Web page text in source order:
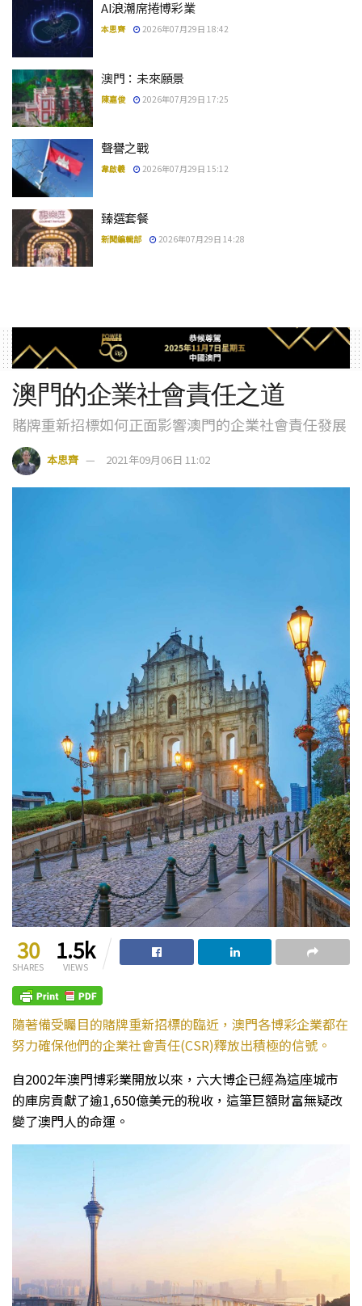
AI浪潮席捲博彩業
本思齊 2026年07月29日 18:42
澳門：未來願景
陳嘉俊 2026年07月29日 17:25
聲譽之戰
韋啟羲 2026年07月29日 15:12
臻選套餐
新聞編輯部 2026年07月29日 14:28
澳門的企業社會責任之道
賭牌重新招標如何正面影響澳門的企業社會責任發展
本思齊 2021年09月06日 11:02
30
SHARES
1.5k
VIEWS
隨著備受矚目的賭牌重新招標的臨近，澳門各博彩企業都在
努力確保他們的企業社會責任(CSR)釋放出積極的信號。
自2002年澳門博彩業開放以來，六大博企已經為這座城市
的庫房貢獻了逾1,650億美元的稅收，這筆巨額財富無疑改
變了澳門人的命運。